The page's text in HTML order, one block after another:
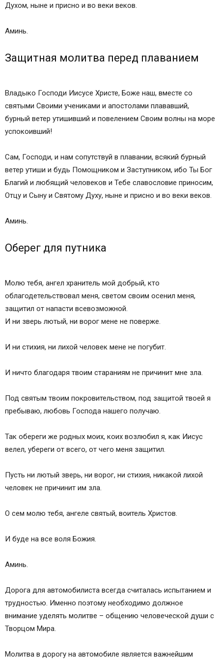
Духом, ныне и присно и во веки веков.
Аминь.
Защитная молитва перед плаванием
Владыко Господи Иисусе Христе, Боже наш, вместе со
святыми Своими учениками и апостолами плававший,
бурный ветер утишивший и повелением Своим волны на море
успокоивший!
Сам, Господи, и нам сопутствуй в плавании, всякий бурный
ветер утиши и будь Помощником и Заступником, ибо Ты Бог
Благий и любящий человеков и Тебе славословие приносим,
Отцу и Сыну и Святому Духу, ныне и присно и во веки веков.
Аминь.
Оберег для путника
Молю тебя, ангел хранитель мой добрый, кто
облагодетельствовал меня, светом своим осенил меня,
защитил от напасти всевозможной.
И ни зверь лютый, ни ворог мене не поверже.
И ни стихия, ни лихой человек мене не погубит.
И ничто благодаря твоим стараниям не причинит мне зла.
Под святым твоим покровительством, под защитой твоей я
пребываю, любовь Господа нашего получаю.
Так обереги же родных моих, коих возлюбил я, как Иисус
велел, убереги от всего, от чего меня защитил.
Пусть ни лютый зверь, ни ворог, ни стихия, никакой лихой
человек не причинит им зла.
О сем молю тебя, ангеле святый, воитель Христов.
И буде на все воля Божия.
Аминь.
Дорога для автомобилиста всегда считалась испытанием и
трудностью. Именно поэтому необходимо должное
внимание уделять молитве – общению человеческой души с
Творцом Мира.
Молитва в дорогу на автомобиле является важнейшим